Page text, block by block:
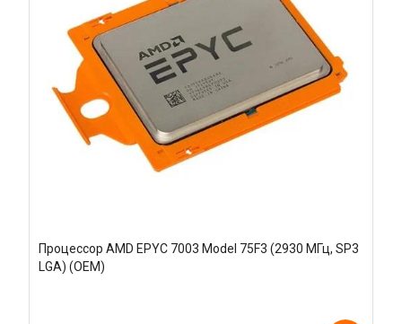
Процессор AMD EPYC 7003 Model 75F3 (2930 МГц, SP3
LGA) (OEM)